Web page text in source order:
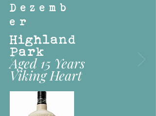
Dezemb
er
Highland
Park
Aged 15 Years
Viking Heart